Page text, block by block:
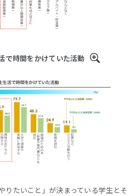
で時間をかけていた活動
りたいこと」が決まっている学生とそ